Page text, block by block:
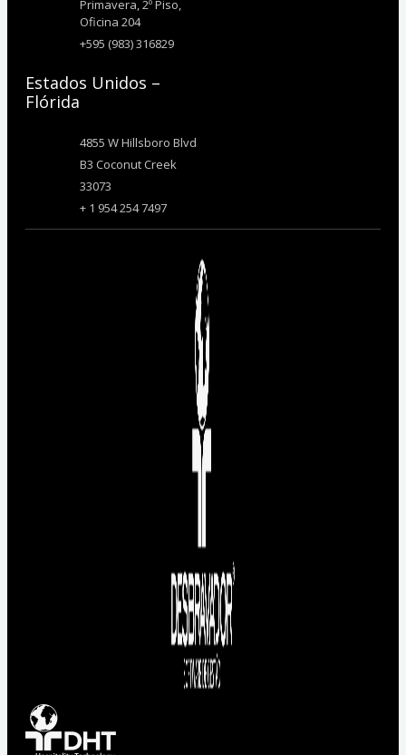
Primavera, 2º Piso,
Oficina 204
+595 (983) 316829
Estados Unidos –
Flórida
4855 W Hillsboro Blvd
B3 Coconut Creek
33073
+ 1 954 254 7497